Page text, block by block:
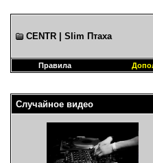
CENTR | Slim Птаха
Правила
Случайное видео